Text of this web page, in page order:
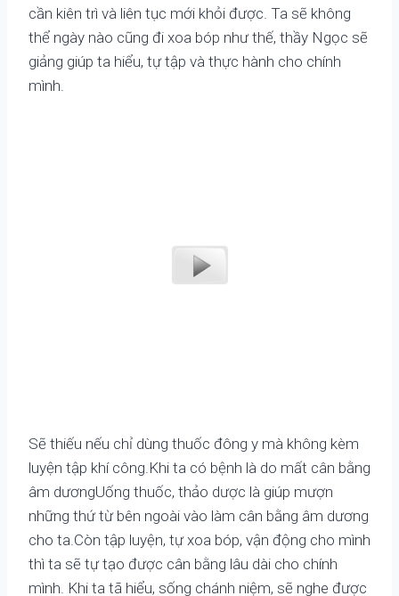
cần kiên trì và liên tục mới khỏi được. Ta sẽ không
thể ngày nào cũng đi xoa bóp như thế, thầy Ngọc sẽ
giảng giúp ta hiểu, tự tập và thực hành cho chính
mình.
Sẽ thiếu nếu chỉ dùng thuốc đông y mà không kèm
luyện tập khí công.Khi ta có bệnh là do mất cân bằng
âm dươngUống thuốc, thảo dược là giúp mượn
những thứ từ bên ngoài vào làm cân bằng âm dương
cho ta.Còn tập luyện, tự xoa bóp, vận động cho mình
thì ta sẽ tự tạo được cân bằng lâu dài cho chính
mình. Khi ta tã hiểu, sống chánh niệm, sẽ nghe được